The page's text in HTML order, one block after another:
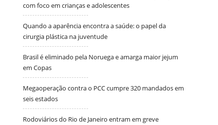
com foco em crianças e adolescentes
Quando a aparência encontra a saúde: o papel da
cirurgia plástica na juventude
Brasil é eliminado pela Noruega e amarga maior jejum
em Copas
Megaoperação contra o PCC cumpre 320 mandados em
seis estados
Rodoviários do Rio de Janeiro entram em greve